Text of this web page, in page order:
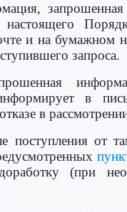
настоящего
и на бумажном
запроса.
в
в
поступления от
доработку (при